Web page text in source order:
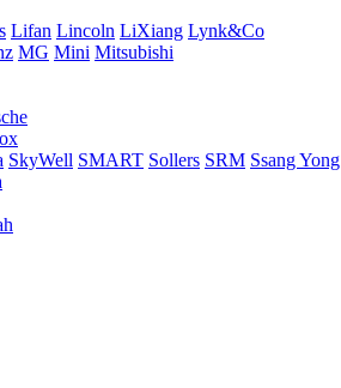
Lifan Lincoln LiXiang Lynk&Co
MG Mini Mitsubishi
SkyWell SMART Sollers SRM Ssang Yong